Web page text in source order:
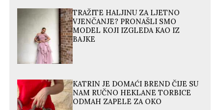
TRAŽITE HALJINU ZA LJETNO
VJENČANJE? PRONAŠLI SMO
MODEL KOJI IZGLEDA KAO IZ
BAJKE
KATRIN JE DOMAĆI BREND ČIJE SU
NAM RUČNO HEKLANE TORBICE
ODMAH ZAPELE ZA OKO